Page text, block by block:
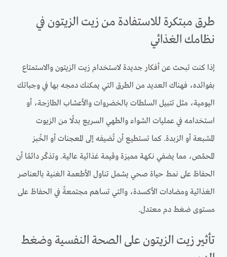
طرق مبتكرة للاستفادة من زيت الزيتون في
نظامك الغذائي
إذا كنت تبحث عن أفكار جديدة لاستخدام زيت الزيتون والاستمتاع
بفوائده، فهناك العديد من الطرق التي يمكنك دمجه بها في وجباتك
اليومية، مثل تتبيل السلطات بالخضروات والأعشاب الطازجة، أو
استخدامه في عمليات الشواء والطهي السريع بدلًا من الزيوت
المشبعة أو الزبدة. كما تستطيع أن تُضيفه إلى المعجنات أو الخُبز
المحمّص، مما يضفي نكهة مميزة وقيمة غذائية عالية. وتذكّر دائمًا أن
الحفاظ على نمط حياة صحي يشمل تناول الأطعمة الغنية بالعناصر
الغذائية ومضادات الأكسدة، والتي تساهم مجتمعةً في الحفاظ على
مستوى ضغط دم معتدل.
تأثير زيت الزيتون على الصحة النفسية وضغط